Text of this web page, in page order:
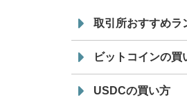
19:30
てステーブルコ
説セミナーを開催
取引所おすすめラ
ビットコインの買
USDCの買い方